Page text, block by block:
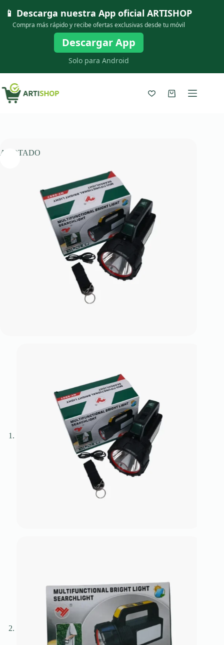
contenido
📱 Descarga nuestra App oficialARTISHOP
Compra más rápido y recibe ofertas exclusivas desde tu móvil
Descargar App
Solo para Android
Carro
AGOTADO